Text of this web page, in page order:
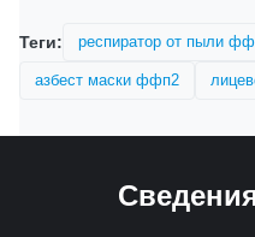
Теги: респиратор от пыли
азбест маски ффп2